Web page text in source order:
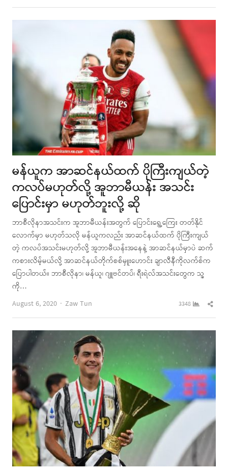
မန်ယူက အာဆင်နယ်ထက် ပိုကြီးကျယ်တဲ့
ကလပ်မဟုတ်လို့ အူဘာမီယန်း အသင်း
ပြောင်းမှာ မဟုတ်ဘူးလို့ ဆို
ဘာစီလိုနာအသင်းက အူဘာမီယန်းအတွက် ပြောင်းရွှေ့ကြေး တတ်နိုင်
လောက်မှာ မဟုတ်သလို မန်ယူကလည်း အာဆင်နယ်ထက် ပိုကြီးကျယ်
တဲ့ ကလပ်အသင်းမဟုတ်လို့ အူဘာမီယန်းအနေနဲ့ အာဆင်နယ်မှာပဲ ဆက်
ကစားလိမ့်မယ်လို့ အာဆင်နယ်တိုက်စစ်မှူးဟောင်း ချာလီနီကိုလက်စ်က
ပြောပါတယ်။ ဘာစီလိုနာ၊ မန်ယူ၊ ဂျူဗင်တပ်၊ ရီးရဲလ်အသင်းတွေက သူ့
ကို…
August 6, 2020
Author
Zaw Tun 3348